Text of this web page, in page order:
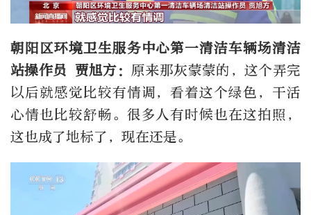
朝阳区环境卫生服务中心第一清洁车辆场清洁
站操作员 贾旭方： 原来那灰蒙蒙的，这个弄完
以后就感觉比较有情调，看着这个绿色，干活
心情也比较舒畅。很多人有时候也在这拍照，
这也成了地标了，现在还是。